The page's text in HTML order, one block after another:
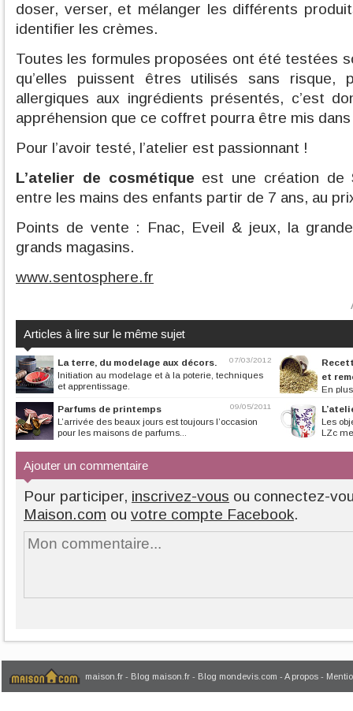
doser, verser, et mélanger les différents
identifier les crèmes.
Toutes les formules proposées ont été testées
qu’elles puissent êtres utilisés sans risque,
allergiques aux ingrédients présentés, c’est
appréhension que ce coffret pourra être mis
Pour l’avoir testé, l’atelier est passionnant !
L’atelier de cosmétique est une création de
entre les mains des enfants partir de 7 ans, au
Points de vente : Fnac, Eveil & jeux, la
grands magasins.
www.sentosphere.fr
Articles à lire sur le même sujet
07/03/2012
La terre, du modelage aux décors.
Initiation au modelage et à la poterie, techniques
et apprentissage.
et
En
09/05/2011
Parfums de printemps
L’arrivée des beaux jours est toujours l’occasion
pour les maisons de parfums...
Les
LZc
Ajouter un commentaire
Pour participer, inscrivez-vous ou connectez-
Maison.com ou votre compte Facebook.
maison.fr - Blog maison.fr - Blog mondevis.com - A propos -